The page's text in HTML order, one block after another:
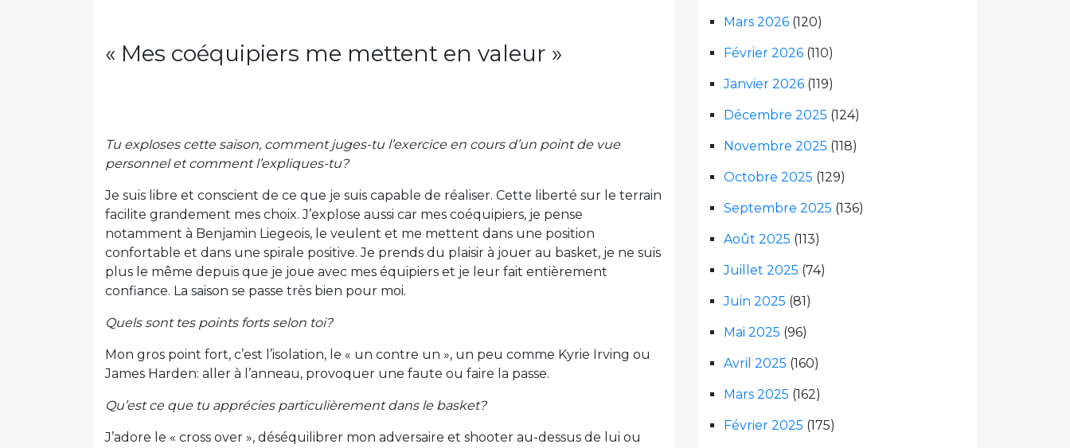
« Mes coéquipiers me mettent en valeur »
Tu exploses cette saison, comment juges-tu l’exercice en cours d’un point de vue
personnel et comment l’expliques-tu?
Je suis libre et conscient de ce que je suis capable de réaliser. Cette liberté sur le terrain
facilite grandement mes choix. J’explose aussi car mes coéquipiers, je pense
notamment à Benjamin Liegeois, le veulent et me mettent dans une position
confortable et dans une spirale positive. Je prends du plaisir à jouer au basket, je ne suis
plus le même depuis que je joue avec mes équipiers et je leur fait entièrement
confiance. La saison se passe très bien pour moi.
Quels sont tes points forts selon toi?
Mon gros point fort, c’est l’isolation, le « un contre un », un peu comme Kyrie Irving ou
James Harden: aller à l’anneau, provoquer une faute ou faire la passe.
Qu’est ce que tu apprécies particulièrement dans le basket?
J’adore le « cross over », déséquilibrer mon adversaire et shooter au-dessus de lui ou
Mars 2026 (120)
Février 2026 (110)
Janvier 2026 (119)
Décembre 2025 (124)
Novembre 2025 (118)
Octobre 2025 (129)
Septembre 2025 (136)
Août 2025 (113)
Juillet 2025 (74)
Juin 2025 (81)
Mai 2025 (96)
Avril 2025 (160)
Mars 2025 (162)
Février 2025 (175)